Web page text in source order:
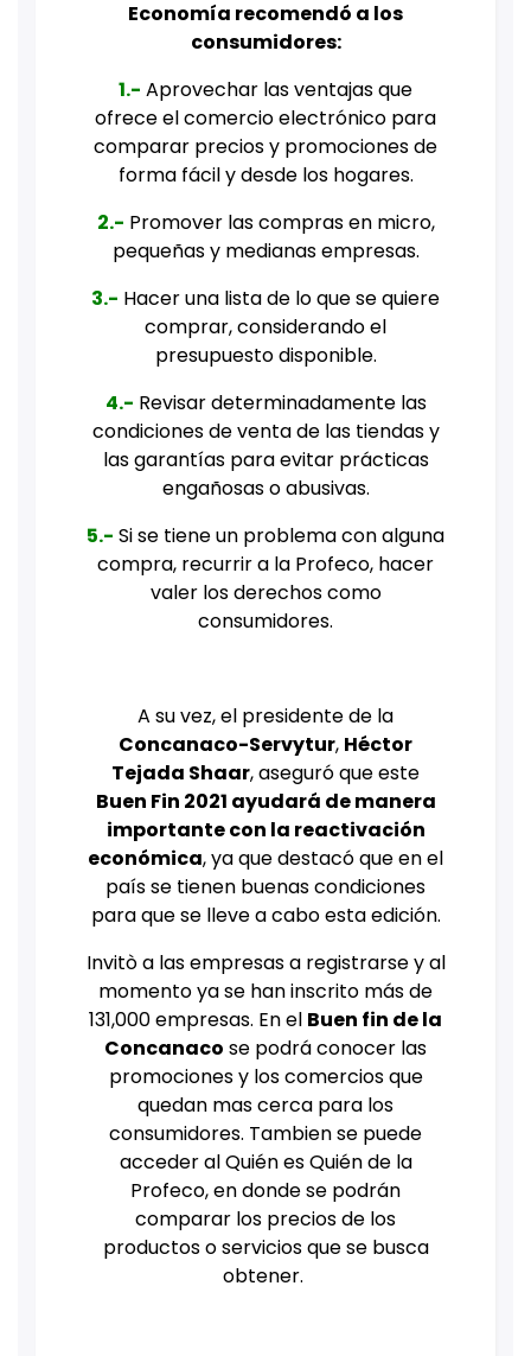
Economía recomendó a los
consumidores:
1.- Aprovechar las ventajas que
ofrece el comercio electrónico para
comparar precios y promociones de
forma fácil y desde los hogares.
2.- Promover las compras en micro,
pequeñas y medianas empresas.
3.- Hacer una lista de lo que se quiere
comprar, considerando el
presupuesto disponible.
4.- Revisar determinadamente las
condiciones de venta de las tiendas y
las garantías para evitar prácticas
engañosas o abusivas.
5.- Si se tiene un problema con alguna
compra, recurrir a la Profeco, hacer
valer los derechos como
consumidores.
A su vez, el presidente de la
Concanaco-Servytur, Héctor
Tejada Shaar, aseguró que este
Buen Fin 2021 ayudará de manera
importante con la reactivación
económica, ya que destacó que en el
país se tienen buenas condiciones
para que se lleve a cabo esta edición.
Invitò a las empresas a registrarse y al
momento ya se han inscrito más de
131,000 empresas. En el Buen fin de la
Concanaco se podrá conocer las
promociones y los comercios que
quedan mas cerca para los
consumidores. Tambien se puede
acceder al Quién es Quién de la
Profeco, en donde se podrán
comparar los precios de los
productos o servicios que se busca
obtener.